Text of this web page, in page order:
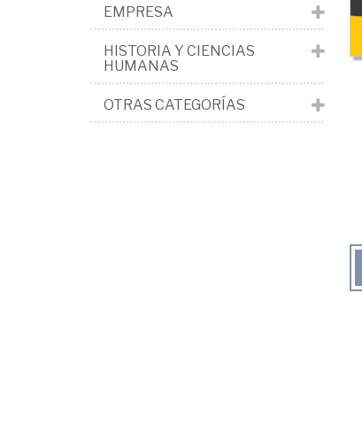
EMPRESA
HISTORIA Y CIENCIAS
HUMANAS
OTRAS CATEGORÍAS